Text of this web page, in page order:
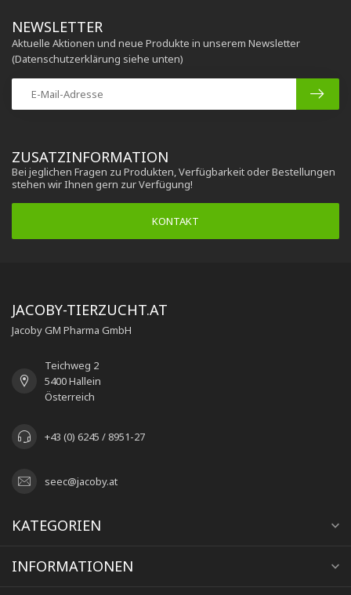
ZUSATZINFORMATION
Bei jeglichen Fragen zu Produkten, Verfügbarkeit oder Bestellungen
stehen wir Ihnen gern zur Verfügung!
KONTAKT
NEWSLETTER
Aktuelle Aktionen und neue Produkte in unserem Newsletter
(Datenschutzerklärung siehe unten)
JACOBY-TIERZUCHT.AT
Jacoby GM Pharma GmbH
Teichweg 2
5400 Hallein
Österreich
+43 (0) 6245 / 8951-27
seec@jacoby.at
KATEGORIEN
INFORMATIONEN